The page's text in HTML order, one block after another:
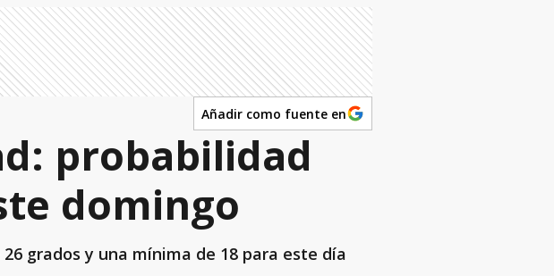
Añadir como fuente en
probabilidad
domingo
grados y una mínima de 18 para este día